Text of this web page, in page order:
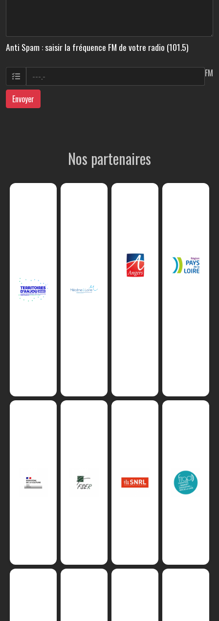
Anti Spam : saisir la fréquence FM de votre radio (101.5)
FM
Envoyer
Nos partenaires